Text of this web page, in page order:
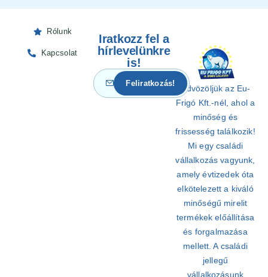
Rólunk
Kapcsolat
Üdvözöljük az Eu-
Frigó Kft.-nél, ahol a
minőség és
frissesség találkozik!
Mi egy családi
vállalkozás vagyunk,
amely évtizedek óta
elkötelezett a kiváló
minőségű mirelit
termékek előállítása
és forgalmazása
mellett. A családi
jellegű
vállalkozásunk
Iratkozz fel a
hírlevelünkre
is!